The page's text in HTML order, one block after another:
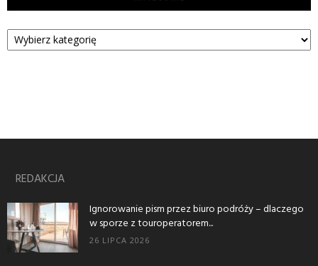
Kategorie
REDAKCJA
Ignorowanie pism przez biuro podróży – dlaczego
w sporze z touroperatorem...
26 LIPCA 2026